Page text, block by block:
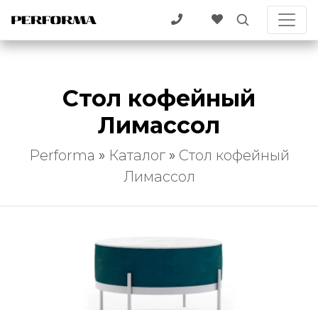
Стол кофейный
Лимассол
Performa » Каталог » Стол кофейный
Лимассол